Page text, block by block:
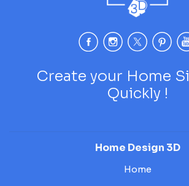
Create your Home
Quickly !
Home Design 3D
Home